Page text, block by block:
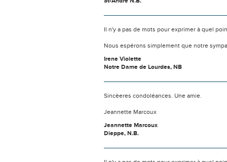
Il n'y a pas de mots pour exprimer à quel
Nous espérons simplement que notre
Irene Violette
Notre Dame de Lourdes, NB
Sincèeres condoléances. Une amie.
Jeannette Marcoux
Jeannette Marcoux
Dieppe, N.B.